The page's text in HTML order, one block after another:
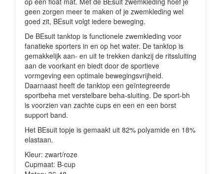
geen zorgen meer te maken of je zwemkleding wel
goed zit, BEsuit volgt iedere beweging.
De BEsuit tanktop is functionele zwemkleding voor
fanatieke sporters in en op het water. De tanktop is
gemakkelijk aan- en uit te trekken dankzij de ritssluiting
aan de voorkant en biedt door de sportieve
vormgeving een optimale bewegingsvrijheid.
Daarnaast heeft de tanktop een geïntegreerde
sportbeha met verstelbare beha-sluiting. De sport-bh
is voorzien van zachte cups en een en een borst
support band.
Het BEsuit topje is gemaakt uit 82% polyamide en 18%
elastaan.
Kleur: zwart/roze
Cupmaat: B-cup